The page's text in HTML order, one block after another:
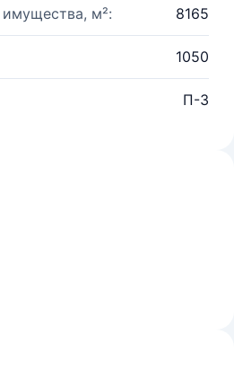
м²: 8165
1050
П-3